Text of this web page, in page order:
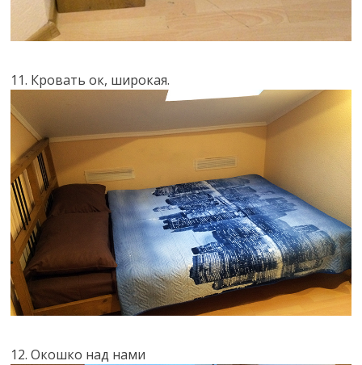
11. Кровать ок, широкая.
12. Окошко над нами